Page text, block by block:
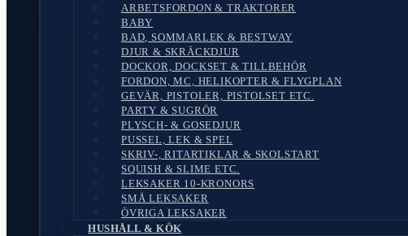
ARBETSFORDON & TRAKTORER
BABY
BAD, SOMMARLEK & BESTWAY
DJUR & SKRÄCKDJUR
DOCKOR, DOCKSET & TILLBEHÖR
FORDON, MC, HELIKOPTER & FLYGPLAN
GEVÄR, PISTOLER, PISTOLSET ETC.
PARTY & SUGRÖR
PLYSCH- & GOSEDJUR
PUSSEL, LEK & SPEL
SKRIV-, RITARTIKLAR & SKOLSTART
SQUISH & SLIME ETC.
LEKSAKER 10-KRONORS
SMÅ LEKSAKER
ÖVRIGA LEKSAKER
HUSHÅLL & KÖK